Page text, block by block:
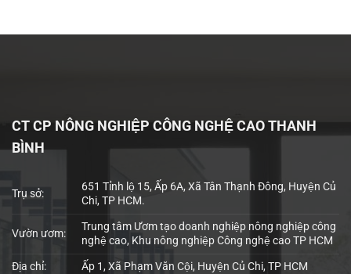
CT CP NÔNG NGHIỆP CÔNG NGHỆ CAO THANH
BÌNH
Trụ sở:
651 Tỉnh lộ 15, Ấp 6A, Xã Tân Thạnh Đông, Huyện Củ
Chi, TP HCM.
Vườn ươm:
Trung tâm Ươm tạo doanh nghiệp nông nghiệp công
nghệ cao, Khu nông nghiệp Công nghệ cao TP HCM
Địa chỉ: Ấp 1, Xã Phạm Văn Cội, Huyện Củ Chi, TP HCM